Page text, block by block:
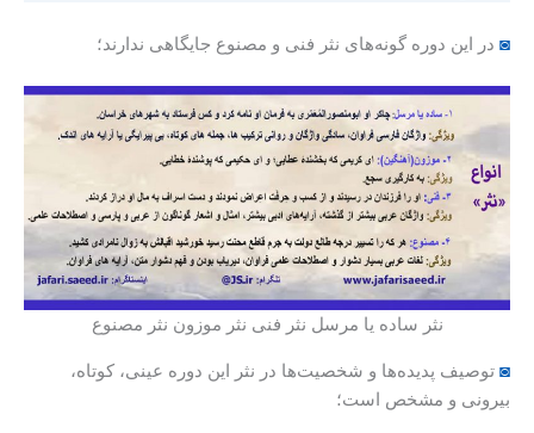
◙ در این دوره گونه‌های نثر فنی و مصنوع جایگاهی ندارند؛
نثر ساده یا مرسل نثر فنی نثر موزون نثر مصنوع
◙ توصیف پدیده‌ها و شخصیت‌ها در نثر این دوره عینی، کوتاه،
بیرونی و مشخص است؛